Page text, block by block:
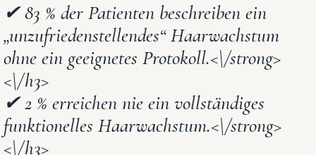
✔83 % der Patienten beschreiben ein
„unzufriedenstellendes“ Haarwachstum
ohne ein geeignetes Protokoll.<\/strong>
<\/h3>
✔2 % erreichen nie ein vollständiges
funktionelles Haarwachstum.<\/strong>
<\/h3>